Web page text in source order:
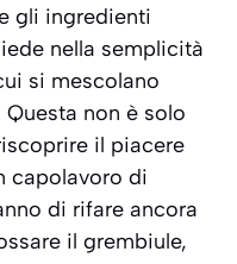
gli ingredienti
nella semplicità
si mescolano
non è solo
il piacere
capolavoro di
di rifare ancora
il grembiule,